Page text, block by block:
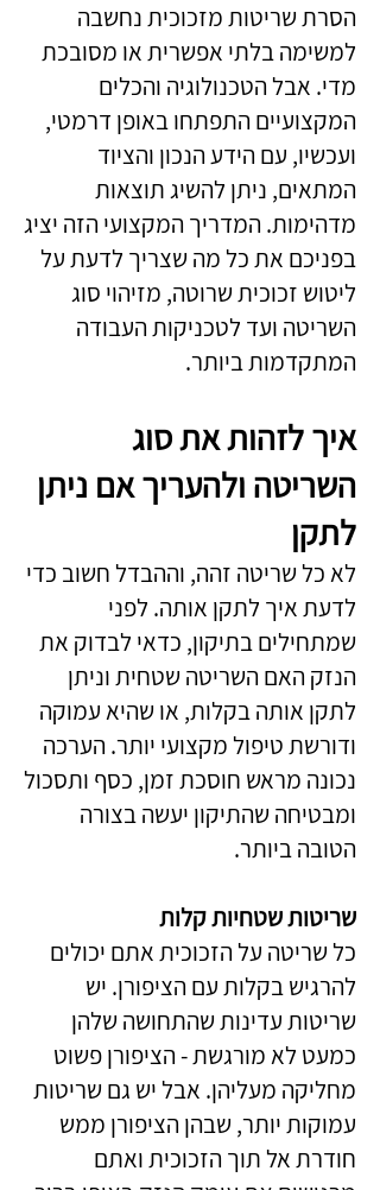
הסרת שריטות מזכוכית נחשבה
למשימה בלתי אפשרית או מסובכת
מדי. אבל הטכנולוגיה והכלים
המקצועיים התפתחו באופן דרמטי,
ועכשיו, עם הידע הנכון והציוד
המתאים, ניתן להשיג תוצאות
מדהימות. המדריך המקצועי הזה יציג
בפניכם את כל מה שצריך לדעת על
ליטוש זכוכית שרוטה, מזיהוי סוג
השריטה ועד לטכניקות העבודה
המתקדמות ביותר.
איך לזהות את סוג
השריטה ולהעריך אם ניתן
לתקן
לא כל שריטה זהה, וההבדל חשוב כדי
לדעת איך לתקן אותה. לפני
שמתחילים בתיקון, כדאי לבדוק את
הנזק האם השריטה שטחית וניתן
לתקן אותה בקלות, או שהיא עמוקה
ודורשת טיפול מקצועי יותר. הערכה
נכונה מראש חוסכת זמן, כסף ותסכול
ומבטיחה שהתיקון יעשה בצורה
הטובה ביותר.
שריטות שטחיות קלות
כל שריטה על הזכוכית אתם יכולים
להרגיש בקלות עם הציפורן. יש
שריטות עדינות שהתחושה שלהן
כמעט לא מורגשת - הציפורן פשוט
מחליקה מעליהן. אבל יש גם שריטות
עמוקות יותר, שבהן הציפורן ממש
חודרת אל תוך הזכוכית ואתם